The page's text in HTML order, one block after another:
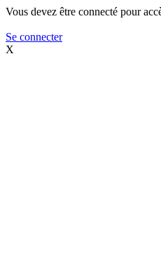
Vous devez être connecté pour
Se connecter
X